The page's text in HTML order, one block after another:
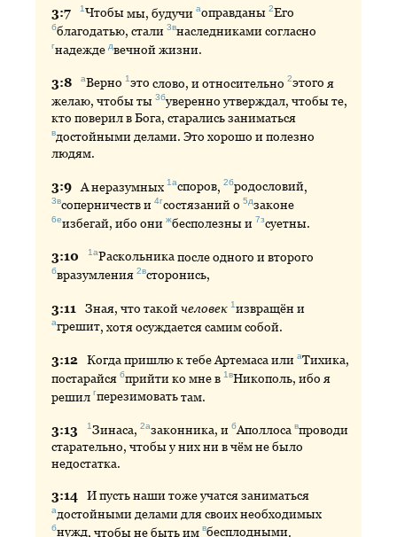
3:7 1Чтобымы, будучиаоправданы 2Его
бблагодатью, стали3внаследниками согласно
гнадежде двечной жизни.
3:8 аВерно 1это слово, и относительно2этого я
желаю, чтобы ты3буверенноутверждал, чтобы те,
кто поверил в Бога, старались заниматься
вдостойными делами. Это хорошо и полезно
людям.
3:9 Анеразумных1аспоров,2бродословий,
3всоперничестви4гсостязаний о5дзаконе
6еизбегай, ибо онижбесполезныи 7зсуетны.
3:10 1аРаскольникапосле одного и второго
бвразумления 2всторонись,
3:11 Зная, что такойчеловек 1извращён и
агрешит, хотя осуждается самим собой.
3:12 Когда пришлю к тебе Артемаса илиаТихика,
постарайсябприйти ко мне в1вНикополь, ибо я
решилгперезимоватьтам.
3:13 1Зинаса,2азаконника, ибАполлоса впроводи
старательно, чтобы у них ни в чём не было
недостатка.
3:14 Ипусть наши тоже учатся заниматься
адостойными делами для своих необходимых
бнужд, чтобы не быть имвбесплодными.